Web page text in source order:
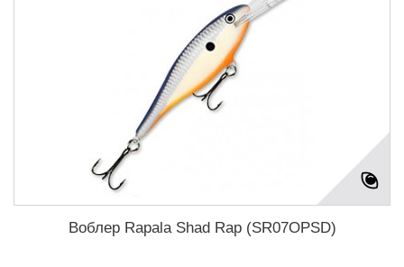
Воблер Rapala Shad Rap (SR07OPSD)